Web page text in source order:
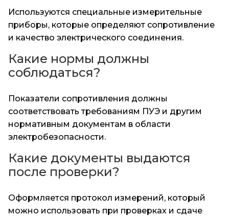
Используются специальные измерительные
приборы, которые определяют сопротивление
и качество электрического соединения.
Какие нормы должны
соблюдаться?
Показатели сопротивления должны
соответствовать требованиям ПУЭ и другим
нормативным документам в области
электробезопасности.
Какие документы выдаются
после проверки?
Оформляется протокол измерений, который
можно использовать при проверках и сдаче